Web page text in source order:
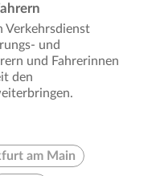
Verkehrsdienst
und
und Fahrerinnen
den
am Main